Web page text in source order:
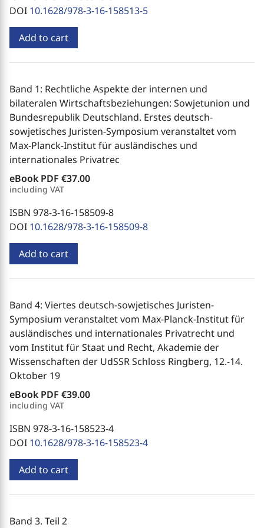
DOI 10.1628/978-3-16-158513-5
Add to cart
Band 1: Rechtliche Aspekte der internen und
bilateralen Wirtschaftsbeziehungen: Sowjetunion und
Bundesrepublik Deutschland. Erstes deutsch-
sowjetisches Juristen-Symposium veranstaltet vom
Max-Planck-Institut für ausländisches und
internationales Privatrec
eBook PDF €37.00
including VAT
ISBN 978-3-16-158509-8
DOI 10.1628/978-3-16-158509-8
Add to cart
Band 4: Viertes deutsch-sowjetisches Juristen-
Symposium veranstaltet vom Max-Planck-Institut für
ausländisches und internationales Privatrecht und
vom Institut für Staat und Recht, Akademie der
Wissenschaften der UdSSR Schloss Ringberg, 12.-14.
Oktober 19
eBook PDF €39.00
including VAT
ISBN 978-3-16-158523-4
DOI 10.1628/978-3-16-158523-4
Add to cart
Band 3. Teil 2